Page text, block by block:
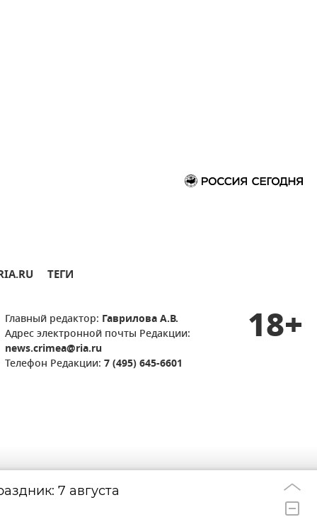
ТЕГИ
Главный редактор: Гаврилова А.В.
Адрес электронной почты Редакции:
news.crimea@ria.ru
Телефон Редакции: 7 (495) 645-6601
18+
7 августа
Атаки ВСУ на
африканская